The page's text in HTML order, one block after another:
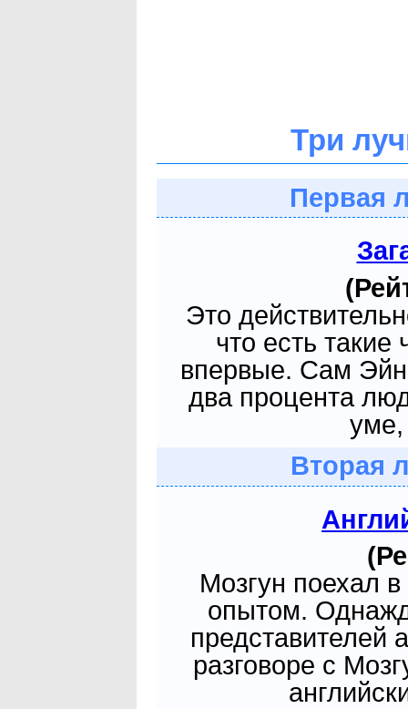
Три
Первая
Это
что есть такие
впервые. Сам
два процента
уме,
Вторая
Мозгун поехал
опытом.
представителей
разговоре с